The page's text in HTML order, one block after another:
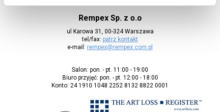
Rempex Sp. z o.o
ul Karowa 31, 00-324 Warszawa
tel/fax: patrz kontakt
e-mail: rempex@rempex.com.pl
Salon: pon. - pt. 11:00 - 19:00
Biuro przyjęć: pon. - pt. 12:00 - 18:00
Konto: 24 1910 1048 2252 8132 8822 0001